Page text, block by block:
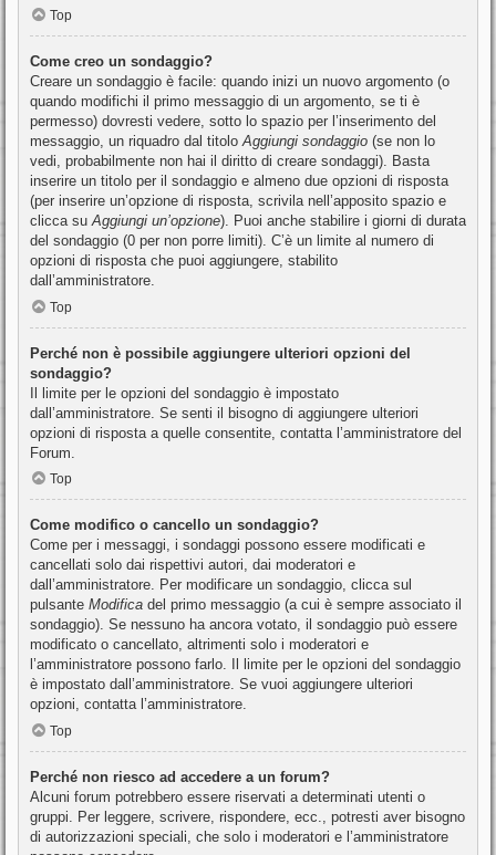
Top
Come creo un sondaggio?
Creare un sondaggio è facile: quando inizi un nuovo argomento (o
quando modifichi il primo messaggio di un argomento, se ti è
permesso) dovresti vedere, sotto lo spazio per l’inserimento del
messaggio, un riquadro dal titolo Aggiungi sondaggio (se non lo
vedi, probabilmente non hai il diritto di creare sondaggi). Basta
inserire un titolo per il sondaggio e almeno due opzioni di risposta
(per inserire un’opzione di risposta, scrivila nell’apposito spazio e
clicca su Aggiungi un’opzione). Puoi anche stabilire i giorni di durata
del sondaggio (0 per non porre limiti). C’è un limite al numero di
opzioni di risposta che puoi aggiungere, stabilito
dall’amministratore.
Top
Perché non è possibile aggiungere ulteriori opzioni del
sondaggio?
Il limite per le opzioni del sondaggio è impostato
dall’amministratore. Se senti il bisogno di aggiungere ulteriori
opzioni di risposta a quelle consentite, contatta l’amministratore del
Forum.
Top
Come modifico o cancello un sondaggio?
Come per i messaggi, i sondaggi possono essere modificati e
cancellati solo dai rispettivi autori, dai moderatori e
dall’amministratore. Per modificare un sondaggio, clicca sul
pulsante Modifica del primo messaggio (a cui è sempre associato il
sondaggio). Se nessuno ha ancora votato, il sondaggio può essere
modificato o cancellato, altrimenti solo i moderatori e
l’amministratore possono farlo. Il limite per le opzioni del sondaggio
è impostato dall’amministratore. Se vuoi aggiungere ulteriori
opzioni, contatta l’amministratore.
Top
Perché non riesco ad accedere a un forum?
Alcuni forum potrebbero essere riservati a determinati utenti o
gruppi. Per leggere, scrivere, rispondere, ecc., potresti aver bisogno
di autorizzazioni speciali, che solo i moderatori e l’amministratore